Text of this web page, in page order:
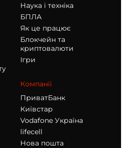
Наука і техніка
БПЛА
Як це працює
Блокчейн та
криптовалюти
Ігри
Компанії
ПриватБанк
Київстар
Vodafone Україна
lifecell
Нова пошта